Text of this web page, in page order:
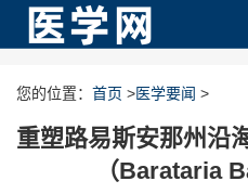
您的位置： 首页 >医学要闻 >
重塑路易斯安那州沿
（Barataria